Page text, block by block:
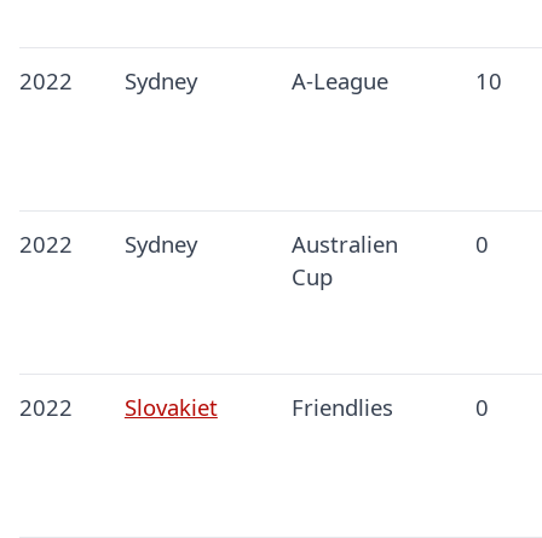
2022 Sydney A-League 10
2022 Sydney
Australien
Cup
0
2022 Slovakiet Friendlies 0